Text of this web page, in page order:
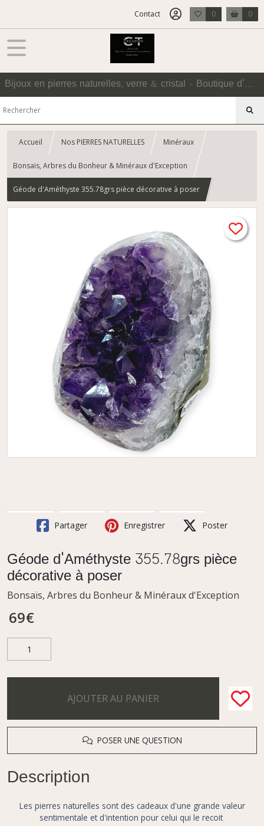
Contact 0 0
Bijoux en pierres naturelles, verre & cristal - Boutique d'Accessoires
Accueil Nos PIERRES NATURELLES Minéraux
Bonsaïs, Arbres du Bonheur & Minéraux d'Exception
Géode d'Améthyste 355.78grs pièce décorative à poser
Partager Enregistrer Poster
Géode d'Améthyste 355.78grs pièce
décorative à poser
Bonsaïs, Arbres du Bonheur & Minéraux d'Exception
69€
AJOUTER AU PANIER
POSER UNE QUESTION
Description
Les pierres naturelles sont des cadeaux d'une grande valeur
sentimentale et d'intention pour celui qui le recoit